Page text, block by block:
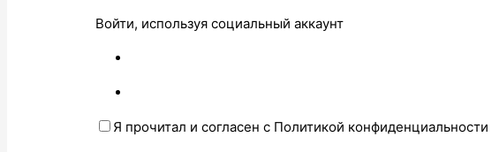
Войти, используя социальный аккаунт
Я прочитал и согласен с Политикой конфиденциальности